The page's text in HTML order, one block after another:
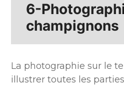
6-
champignons
La photographie sur le
illustrer toutes les